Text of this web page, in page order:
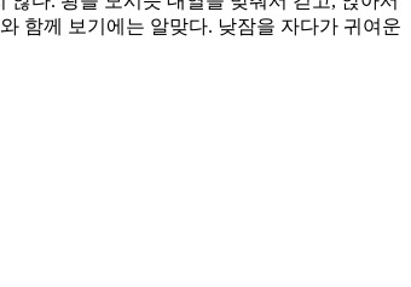
함께 보기에는 알맞다. 낮잠을 자다가 귀여운